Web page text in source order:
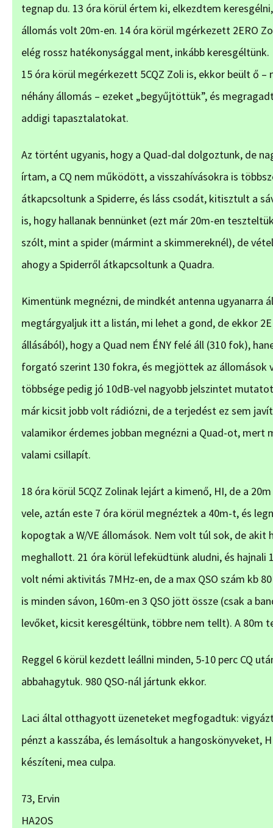
tegnap du. 13 óra körül értem ki, elkezdtem
állomás volt 20m-en. 14 óra körül mgérkezett 2ERO
elég rossz hatékonysággal ment, inkább keresgéltünk.
15 óra körül megérkezett 5CQZ Zoli is, ekkor beült ő
néhány állomás – ezeket „begyűjtöttük”, és
addigi tapasztalatokat.
Az történt ugyanis, hogy a Quad-dal dolgoztunk, de
írtam, a CQ nem működött, a visszahívásokra is
átkapcsoltunk a Spiderre, és láss csodát, kitisztult a
is, hogy hallanak bennünket (ezt már 20m-en
szólt, mint a spider (mármint a skimmereknél), de
ahogy a Spiderről átkapcsoltunk a Quadra.
Kimentünk megnézni, de mindkét antenna ugyanarra
megtárgyaljuk itt a listán, mi lehet a gond, de ekkor
állásából), hogy a Quad nem ÉNY felé áll (310 fok),
forgató szerint 130 fokra, és megjöttek az
többsége pedig jó 10dB-vel nagyobb jelszintet
már kicsit jobb volt rádiózni, de a terjedést ez sem
valamikor érdemes jobban megnézni a Quad-ot, mert
valami csillapít.
18 óra körül 5CQZ Zolinak lejárt a kimenő, HI, de a
vele, aztán este 7 óra körül megnéztek a 40m-t, és
kopogtak a W/VE állomások. Nem volt túl sok, de akit
meghallott. 21 óra körül lefeküdtünk aludni, és
volt némi aktivitás 7MHz-en, de a max QSO szám kb
is minden sávon, 160m-en 3 QSO jött össze (csak a
levőket, kicsit keresgéltünk, többre nem tellt). A 80m
Reggel 6 körül kezdett leállni minden, 5-10 perc CQ
abbahagytuk. 980 QSO-nál jártunk ekkor.
Laci által otthagyott üzeneteket megfogadtuk:
pénzt a kasszába, és lemásoltuk a hangoskönyveket,
készíteni, mea culpa.
73, Ervin
HA2OS